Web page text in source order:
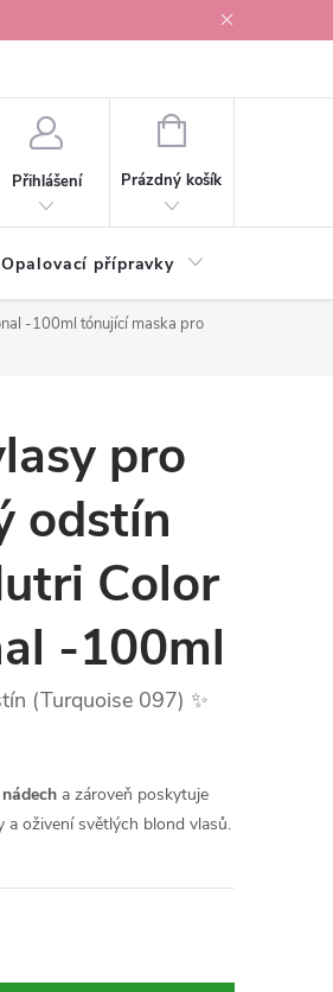
Přihlášení
NÁKUPNÍ
Prázdný košík
Opalovací přípravky
-100ml tónující maska pro
pro
odstín
Color
-100ml
(Turquoise 097) ✨
a zároveň poskytuje
a oživení světlých blond vlasů.